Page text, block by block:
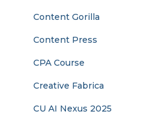
Content Gorilla
Content Press
CPA Course
Creative Fabrica
CU AI Nexus 2025